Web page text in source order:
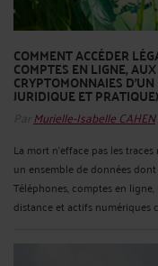
COMMENT ACCÉDER
COMPTES EN LIGNE,
CRYPTOMONNAIES
JURIDIQUE ET PRATIQUE)
Par Murielle-Isabelle CAHEN
La mort n’efface pas les
un ensemble de données
Téléphones, comptes en
distance et actifs numériques